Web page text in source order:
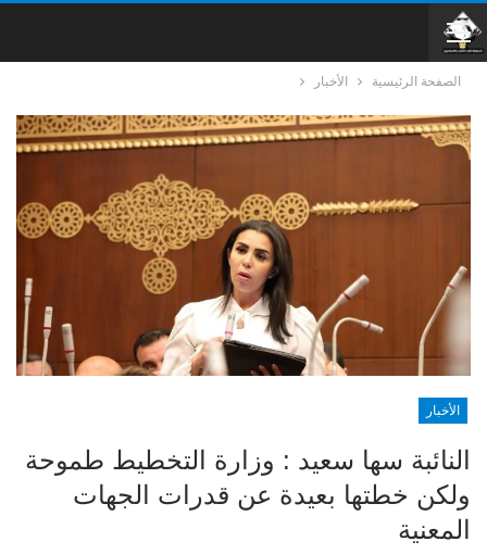
الصفحة الرئيسية الأخبار
الأخبار
النائبة سها سعيد : وزارة التخطيط طموحة
ولكن خطتها بعيدة عن قدرات الجهات
المعنية